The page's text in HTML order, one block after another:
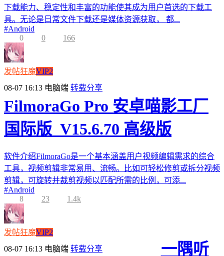
下载能力、稳定性和丰富的功能使其成为用户首选的下载工
具。无论是日常文件下载还是媒体资源获取， 都...
#Android
0
0 166
发帖狂魔VIP2
08-07 16:13 电脑端 转载分享
FilmoraGo Pro 安卓喵影工厂
国际版_V15.6.70 高级版
软件介绍FilmoraGo是一个基本涵盖用户视频编辑需求的综合
工具，视频剪辑非常易用、流畅。比如可轻松修剪或拆分视频
剪辑，可旋转并裁剪视频以匹配所需的比例，可添...
#Android
8
23 1.4k
发帖狂魔VIP2
08-07 16:13 电脑端 转载分享
一隅听